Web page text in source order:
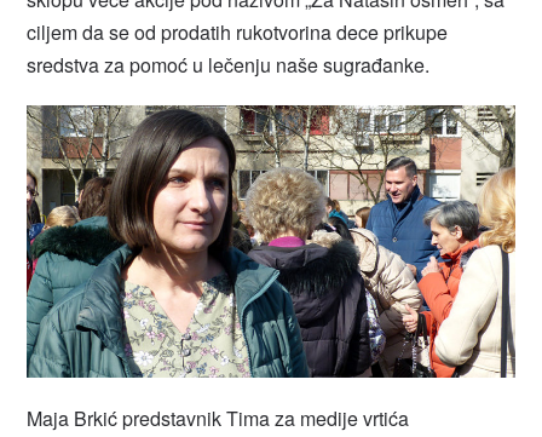
ciljem da se od prodatih rukotvorina dece prikupe
sredstva za pomoć u lečenju naše sugrađanke.
Maja Brkić predstavnik Tima za medije vrtića